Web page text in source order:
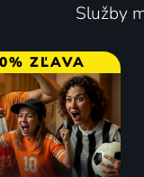
Služby
ZĽAVA